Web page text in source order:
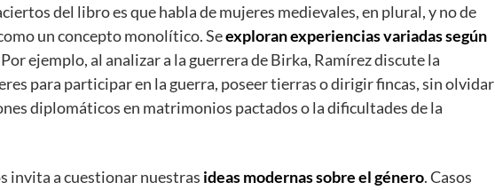
del libro es que habla de mujeres medievales, en plural, y no de
un concepto monolítico. Seexploran experiencias variadas según
Por ejemplo, al analizar a la guerrera de Birka, Ramírez discute la
para participar en la guerra, poseer tierras o dirigir fincas, sin olvidar
diplomáticos en matrimonios pactados o la dificultades de la
invita a cuestionar nuestras ideas modernas sobre el género. Casos